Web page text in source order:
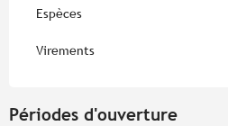
Espèces
Virements
Périodes d'ouverture